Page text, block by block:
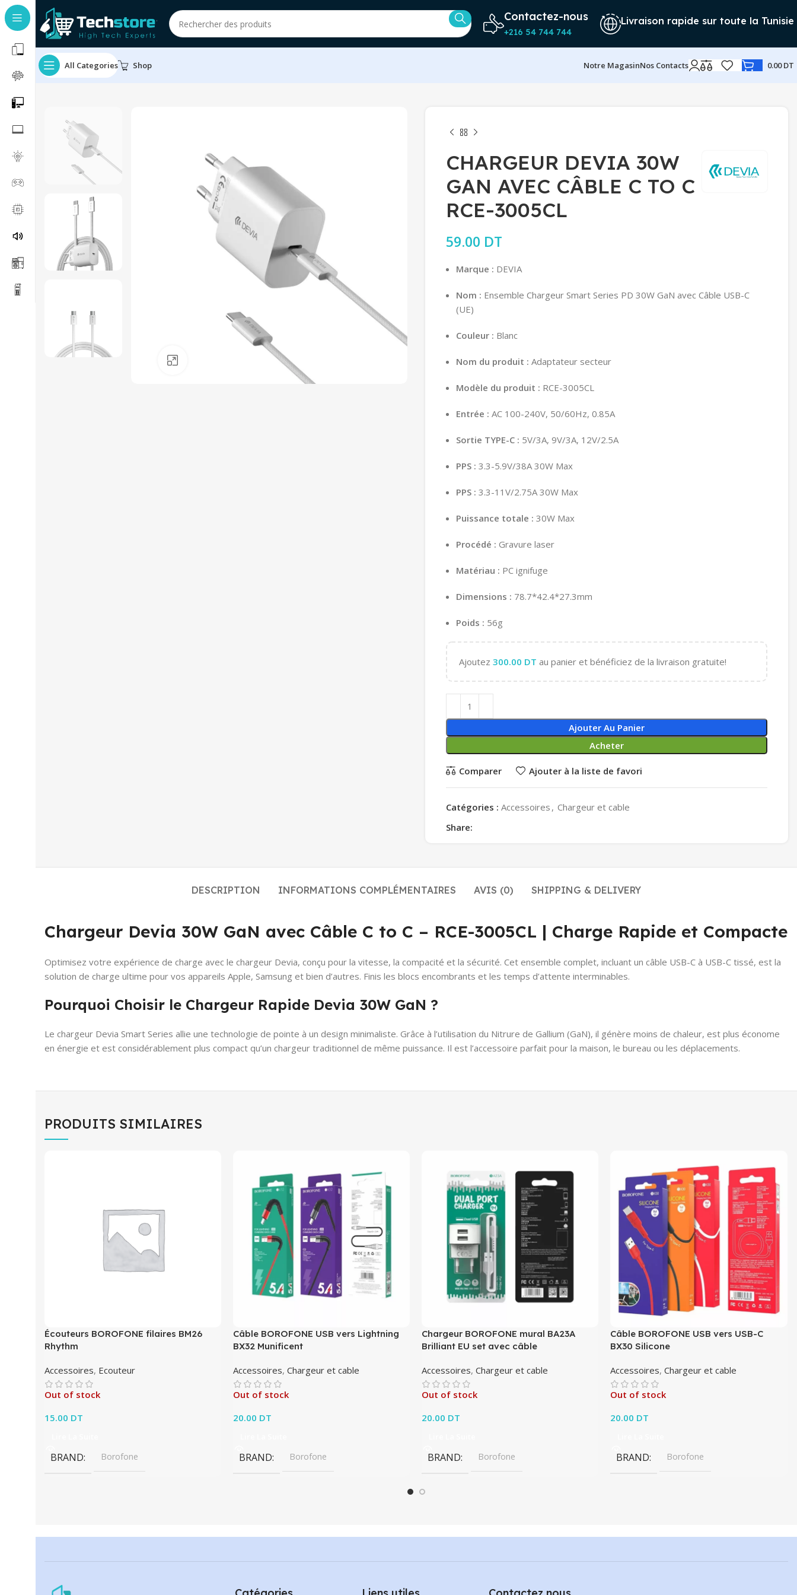
Contactez-nous
+216 54 744 744
Livraison rapide sur toute la Tunisie
All Categories Shop Notre MagasinNos Contacts 0.00DT
CHARGEUR DEVIA 30W
GAN AVEC CÂBLE C TO C
RCE-3005CL
59.00 DT
Marque : DEVIA
Nom : Ensemble Chargeur Smart Series PD 30W GaN avec Câble USB-C
(UE)
Couleur : Blanc
Nom du produit : Adaptateur secteur
Modèle du produit : RCE-3005CL
Entrée : AC 100-240V, 50/60Hz, 0.85A
Sortie TYPE-C : 5V/3A, 9V/3A, 12V/2.5A
PPS : 3.3-5.9V/38A 30W Max
PPS : 3.3-11V/2.75A 30W Max
Puissance totale : 30W Max
Procédé : Gravure laser
Matériau : PC ignifuge
Dimensions : 78.7*42.4*27.3mm
Poids : 56g
Ajoutez 300.00 DT au panier et bénéficiez de la livraison gratuite!
Ajouter Au Panier
Acheter
Comparer Ajouter à la liste de favori
Catégories : Accessoires , Chargeur et cable
Share:
DESCRIPTION INFORMATIONS COMPLÉMENTAIRES AVIS (0) SHIPPING & DELIVERY
Chargeur Devia 30W GaN avec Câble C to C – RCE-3005CL | Charge Rapide et Compacte
Optimisez votre expérience de charge avec le chargeur Devia, conçu pour la vitesse, la compacité et la sécurité. Cet ensemble complet, incluant un câble USB-C à USB-C tissé, est la
solution de charge ultime pour vos appareils Apple, Samsung et bien d’autres. Finis les blocs encombrants et les temps d’attente interminables.
Pourquoi Choisir le Chargeur Rapide Devia 30W GaN ?
Le chargeur Devia Smart Series allie une technologie de pointe à un design minimaliste. Grâce à l’utilisation du Nitrure de Gallium (GaN), il génère moins de chaleur, est plus économe
en énergie et est considérablement plus compact qu’un chargeur traditionnel de même puissance. Il est l’accessoire parfait pour la maison, le bureau ou les déplacements.
PRODUITS SIMILAIRES
Écouteurs BOROFONE filaires BM26
Rhythm
Accessoires, Ecouteur
Out of stock
15.00 DT
BRAND Borofone
Câble BOROFONE USB vers Lightning
BX32 Munificent
Accessoires,Chargeur et cable
Out of stock
20.00 DT
BRAND Borofone
Chargeur BOROFONE mural BA23A
Brilliant EU set avec câble
Accessoires,Chargeur et cable
Out of stock
20.00 DT
BRAND Borofone
Câble BOROFONE USB vers USB-C
BX30 Silicone
Accessoires,Chargeur et cable
Out of stock
20.00 DT
BRAND Borofone